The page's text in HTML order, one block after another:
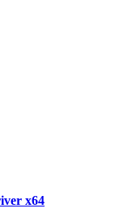
x64